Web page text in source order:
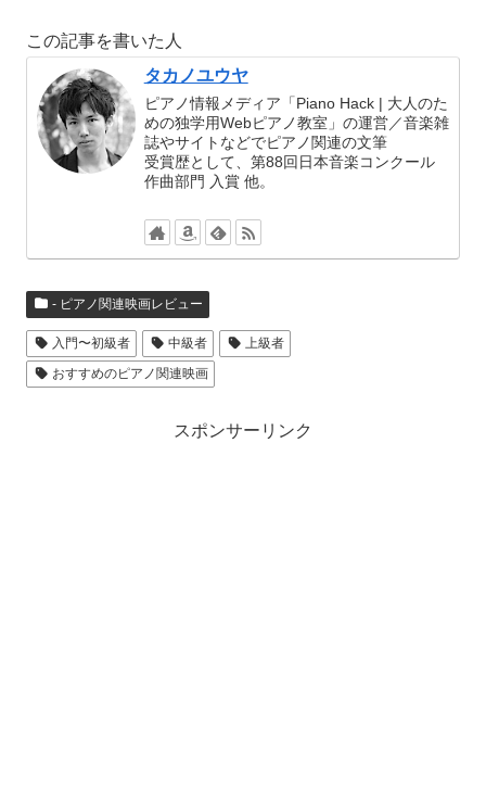
この記事を書いた人
タカノユウヤ
ピアノ情報メディア「Piano Hack | 大人のた
めの独学用Webピアノ教室」の運営／音楽雑
誌やサイトなどでピアノ関連の文筆
受賞歴として、第88回日本音楽コンクール
作曲部門 入賞 他。
- ピアノ関連映画レビュー
入門〜初級者 中級者
上級者
おすすめのピアノ関連映画
スポンサーリンク